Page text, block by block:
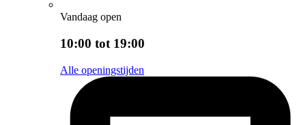
Vandaag open
10:00 tot 19:00
Alle openingstijden